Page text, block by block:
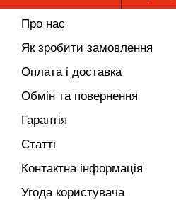
Про нас
Як зробити замовлення
Оплата і доставка
Обмін та повернення
Гарантія
Статті
Контактна інформація
Угода користувача